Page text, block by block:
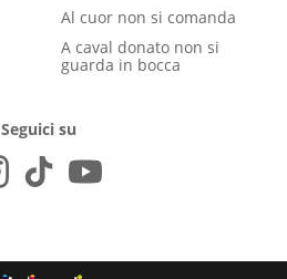
Al cuor non si comanda
A caval donato non si
guarda in bocca
Seguici su